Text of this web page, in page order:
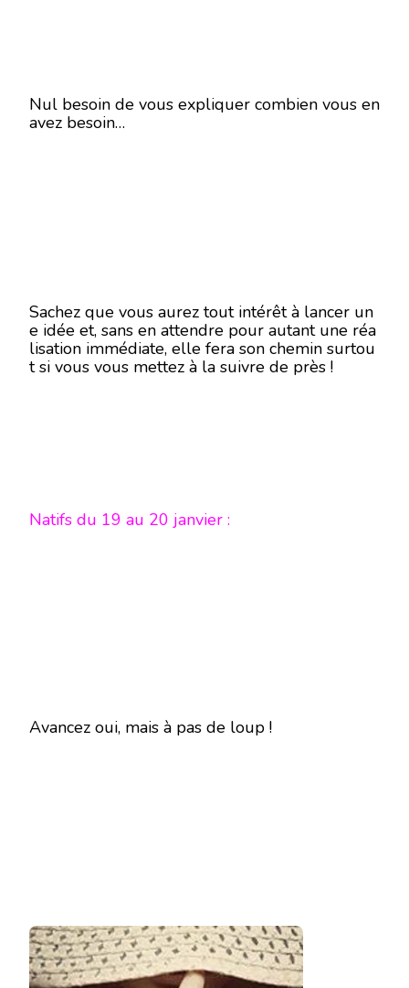
Nul besoin de vous expliquer combien vous en
avez besoin…
Sachez que vous aurez tout intérêt à lancer un
e idée et, sans en attendre pour autant une réa
lisation immédiate, elle fera son chemin surtou
t si vous vous mettez à la suivre de près !
Natifs du 19 au 20 janvier :
Avancez oui, mais à pas de loup !